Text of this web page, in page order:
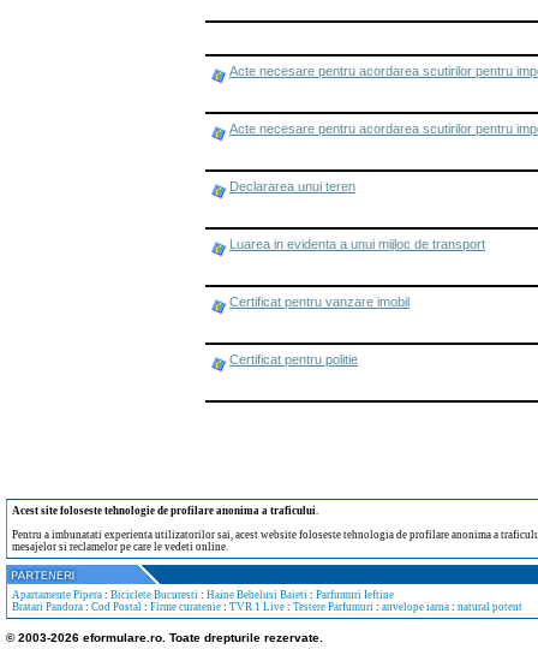
Acte necesare pentru acordarea scutirilor pentru
Acte necesare pentru acordarea scutirilor pentru
Declararea unui teren
Luarea in evidenta a unui mijloc de transport
Certificat pentru vanzare imobil
Certificat pentru politie
Acest site foloseste tehnologie de profilare anonima a traficului.
Pentru a imbunatati experienta utilizatorilor sai, acest website foloseste tehnologia de profilare anonima a
mesajelor si reclamelor pe care le vedeti online.
Apartamente Pipera : Biciclete Bucuresti : Haine Bebelusi Baieti : Parfumuri Ieftine
Bratari Pandora : Cod Postal : Firme curatenie : TVR 1 Live : Testere Parfumuri : anvelope iarna : natural potent
© 2003-2026 eformulare.ro. Toate drepturile rezervate.